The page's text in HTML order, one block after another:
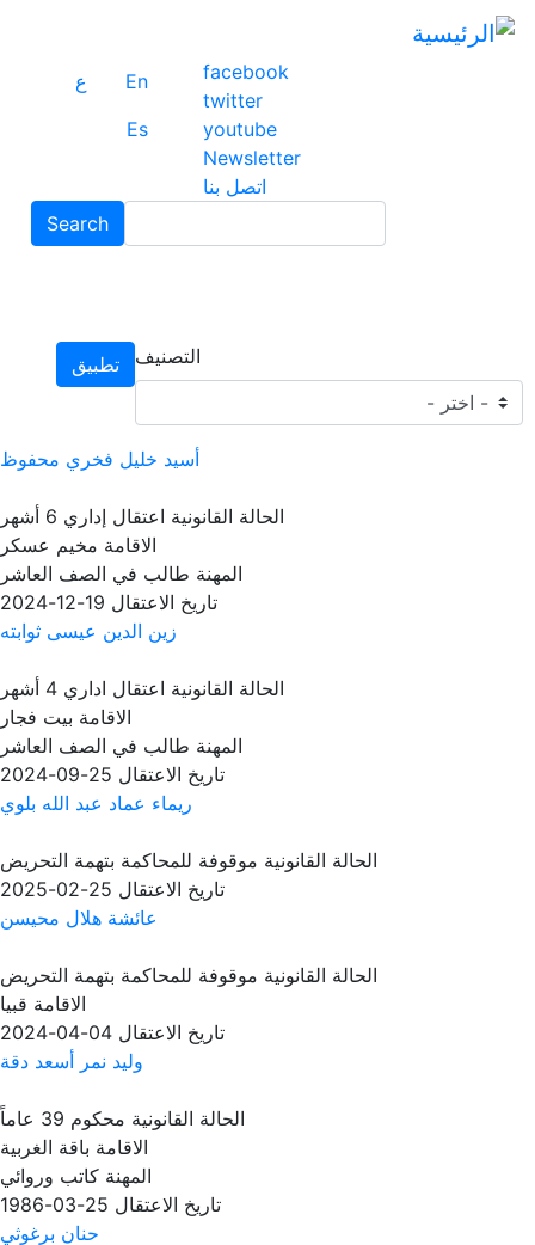
facebook
twitter
youtube
Newsletter
اتصل بنا
En
Es
Search
التصنيف تطبيق
أسيد خليل فخري محفوظ
الحالة القانونية اعتقال إداري 6 أشهر
الاقامة مخيم عسكر
المهنة طالب في الصف العاشر
تاريخ الاعتقال 19-12-2024
زين الدين عيسى ثوابته
الحالة القانونية اعتقال اداري 4 أشهر
الاقامة بيت فجار
المهنة طالب في الصف العاشر
تاريخ الاعتقال 25-09-2024
ريماء عماد عبد الله بلوي
الحالة القانونية موقوفة للمحاكمة بتهمة التحريض
تاريخ الاعتقال 25-02-2025
عائشة هلال محيسن
الحالة القانونية موقوفة للمحاكمة بتهمة التحريض
الاقامة قبيا
تاريخ الاعتقال 04-04-2024
وليد نمر أسعد دقة
الحالة القانونية محكوم 39 عاماً
الاقامة باقة الغربية
المهنة كاتب وروائي
تاريخ الاعتقال 25-03-1986
حنان برغوثي